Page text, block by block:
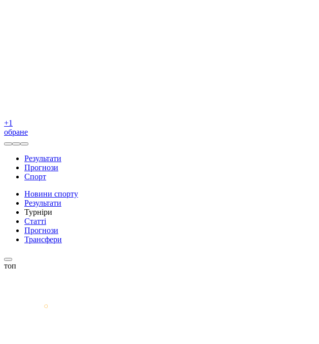
+1
обране
Результати
Прогнози
Спорт
Новини спорту
Результати
Турніри
Статті
Прогнози
Трансфери
топ